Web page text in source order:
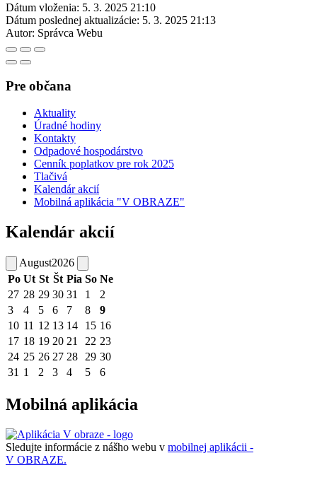
Dátum vloženia: 5. 3. 2025 21:10
Dátum poslednej aktualizácie: 5. 3. 2025 21:13
Autor: Správca Webu
Pre občana
Aktuality
Úradné hodiny
Kontakty
Odpadové hospodárstvo
Cenník poplatkov pre rok 2025
Tlačivá
Kalendár akcií
Mobilná aplikácia "V OBRAZE"
Kalendár akcií
August2026
Po Ut St Št Pia So Ne
27 28 29 30 31 1
2
3
4 5 6 7 8
9
10 11 12 13 14 15 16
17 18 19 20 21 22 23
24 25 26 27 28 29 30
31 1 2 3 4 5 6
Mobilná aplikácia
Sledujte informácie z nášho webu v mobilnej aplikácii -
V OBRAZE.